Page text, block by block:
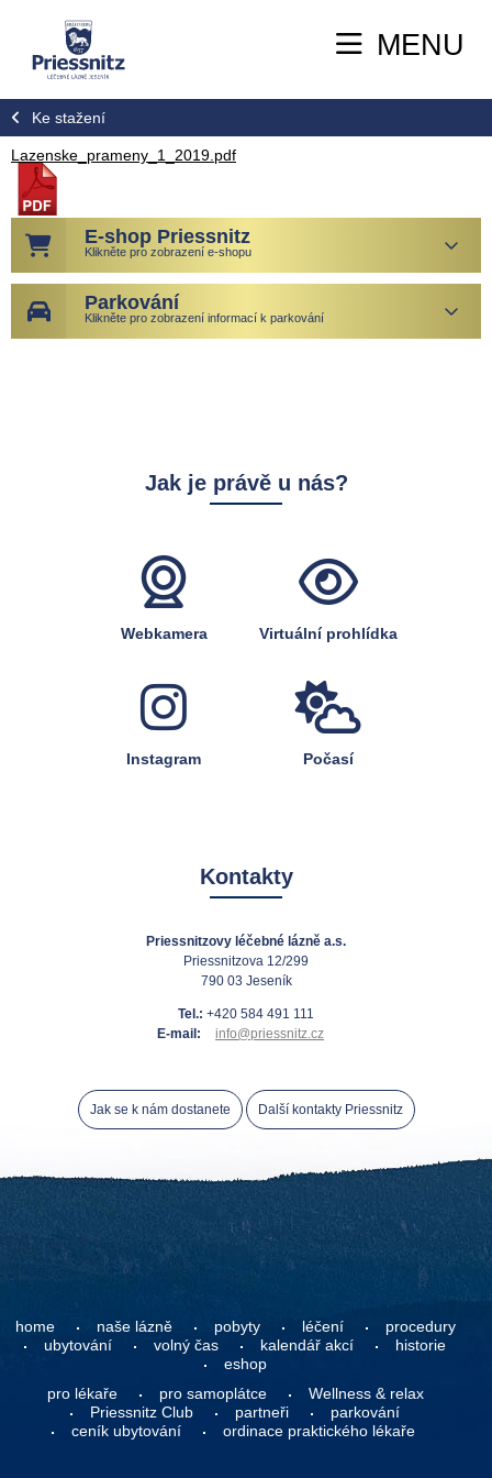
MENU
Ke stažení
Lazenske_prameny_1_2019.pdf
E-shop Priessnitz
Klikněte pro zobrazení e-shopu
Parkování
Klikněte pro zobrazení informací k parkování
Jak je právě u nás?
Webkamera Virtuální prohlídka
Instagram Počasí
Kontakty
Priessnitzovy léčebné lázně a.s.
Priessnitzova 12/299
790 03 Jeseník
Tel.: +420 584 491 111
E-mail:
info@priessnitz.cz
Jak se k nám dostanete Další kontakty Priessnitz
home naše lázně pobyty léčení
procedury
ubytování
volný čas kalendář akcí
historie
eshop
pro lékaře
pro samoplátce
Wellness & relax
Priessnitz Club
partneři
parkování
ceník ubytování
ordinace praktického lékaře